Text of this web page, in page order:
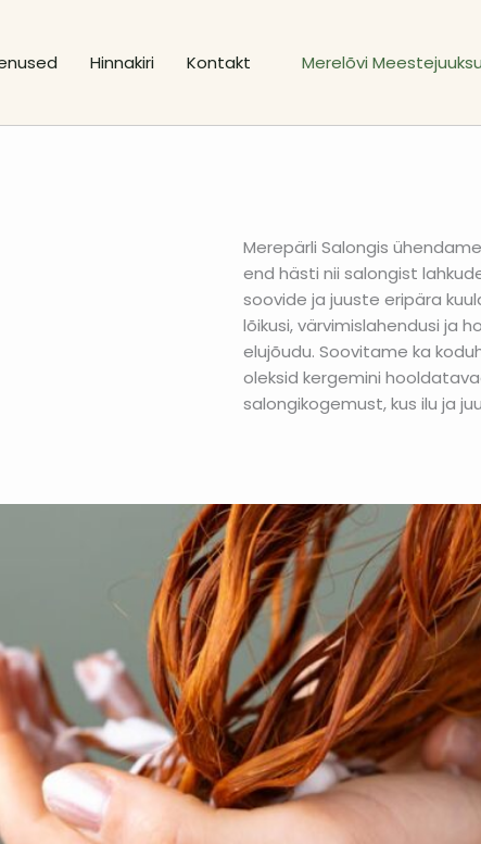
Hinnakiri Kontakt Merelõvi
Merepärli Salongis
end hästi nii salongist
soovide ja juuste eripära
lõikusi, värvimislahendusi ja
elujõudu. Soovitame ka
oleksid kergemini
salongikogemust, kus ilu ja